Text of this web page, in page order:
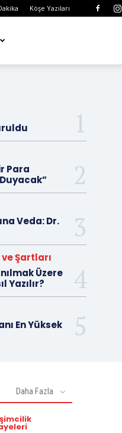
Köşe Yazıları
Para
Veda: Dr.
Şartları
Üzere
Yazılır?
En Yüksek
Daha Fazla